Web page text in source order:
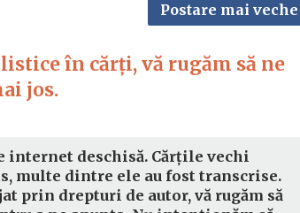
Postare mai veche
în cărți, vă rugăm să ne
jos.
internet deschisă. Cărțile vechi
multe dintre ele au fost transcrise.
prin drepturi de autor, vă rugăm să